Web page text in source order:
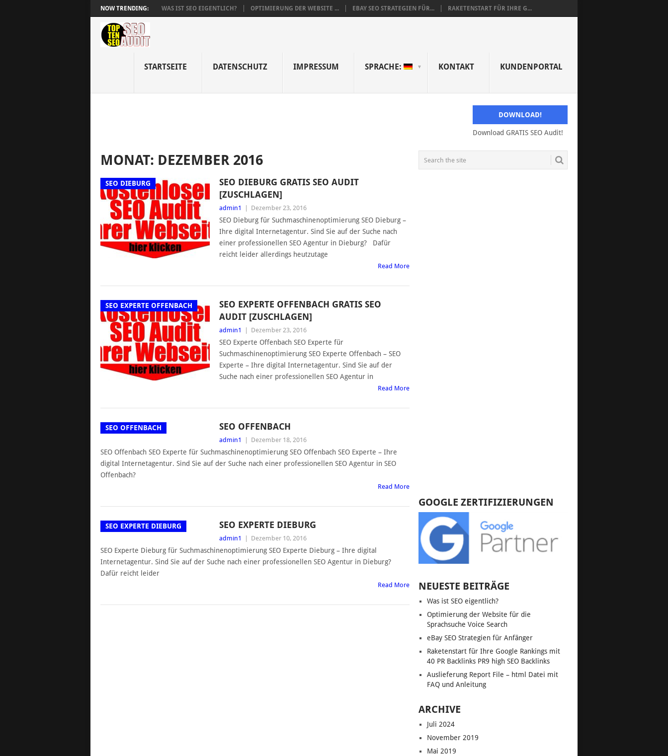
NOW TRENDING: WAS IST SEO EIGENTLICH? OPTIMIERUNG DER WEBSITE ... EBAY SEO STRATEGIEN FÜR... RAKETENSTART FÜR IHRE G...
STARTSEITE DATENSCHUTZ IMPRESSUM SPRACHE: KONTAKT KUNDENPORTAL
DOWNLOAD!
Download GRATIS SEO Audit!
MONAT: DEZEMBER 2016
SEO DIEBURG
SEO DIEBURG GRATIS SEO AUDIT
[ZUSCHLAGEN]
admin1 Dezember 23, 2016
SEO Dieburg für Suchmaschinenoptimierung SEO Dieburg –
Ihre digital Internetagentur. Sind Sie auf der Suche nach
einer professionellen SEO Agentur in Dieburg? Dafür
reicht leider allerdings heutzutage
Read More
SEO EXPERTE OFFENBACH
SEO EXPERTE OFFENBACH GRATIS SEO
AUDIT [ZUSCHLAGEN]
admin1 Dezember 23, 2016
SEO Experte Offenbach SEO Experte für
Suchmaschinenoptimierung SEO Experte Offenbach – SEO
Experte – Ihre digital Internetagentur. Sind Sie auf der
Suche nach einer professionellen SEO Agentur in
Read More
SEO OFFENBACH SEO OFFENBACH
admin1 Dezember 18, 2016
SEO Offenbach SEO Experte für Suchmaschinenoptimierung SEO Offenbach SEO Experte – Ihre
digital Internetagentur. Sind Sie auf der Suche nach einer professionellen SEO Agentur in SEO
Offenbach?
Read More
SEO EXPERTE DIEBURG SEO EXPERTE DIEBURG
admin1 Dezember 10, 2016
SEO Experte Dieburg für Suchmaschinenoptimierung SEO Experte Dieburg – Ihre digital
Internetagentur. Sind Sie auf der Suche nach einer professionellen SEO Agentur in Dieburg?
Dafür reicht leider
Read More
GOOGLE ZERTIFIZIERUNGEN
NEUESTE BEITRÄGE
Was ist SEO eigentlich?
Optimierung der Website für die
Sprachsuche Voice Search
eBay SEO Strategien für Anfänger
Raketenstart für Ihre Google Rankings mit
40 PR Backlinks PR9 high SEO Backlinks
Auslieferung Report File – html Datei mit
FAQ und Anleitung
ARCHIVE
Juli 2024
November 2019
Mai 2019